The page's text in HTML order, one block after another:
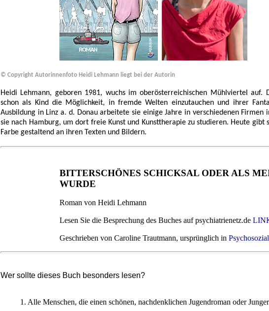
© Copyright Autorinnenfoto Heidi Lehmann liegt bei der Autorin
Heidi Lehmann, geboren 1981, wuchs im oberösterreichischen Mühlviertel
schon als Kind die Möglichkeit, in fremde Welten einzutauchen und ihrer
Ausbildung in Linz a. d. Donau arbeitete sie einige Jahre in verschiedenen Firmen
sie nach Hamburg, um dort freie Kunst und Kunsttherapie zu studieren. Heute
Farbe gestaltend an ihren Texten und Bildern.
BITTERSCHÖNES SCHICKSAL ODER ALS
WURDE
Roman von Heidi Lehmann
Lesen Sie die Besprechung des Buches auf psychiatrienetz.de
Geschrieben von Caroline Trautmann, ursprünglich in
Wer sollte dieses Buch besonders lesen?
1. Alle Menschen, die einen schönen, nachdenklichen Jugendroman oder